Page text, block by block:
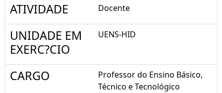
ATIVIDADE Docente
UNIDADE EM
EXERC?CIO
UENS-HID
CARGO
Professor do Ensino Básico,
Técnico e Tecnológico